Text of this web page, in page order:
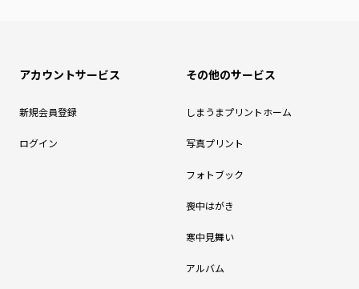
アカウントサービス
新規会員登録
ログイン
その他のサービス
しまうまプリントホーム
写真プリント
フォトブック
喪中はがき
寒中見舞い
アルバム